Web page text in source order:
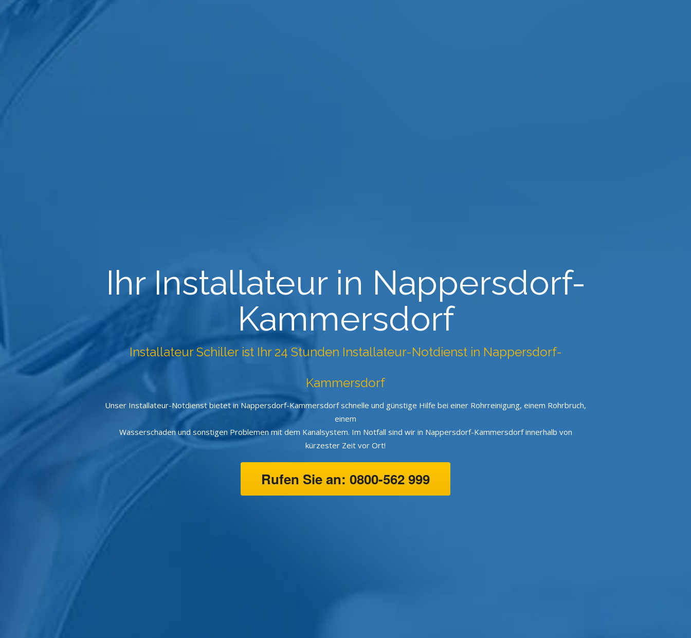
Ihr Installateur in Nappersdorf-
Kammersdorf
Installateur Schiller ist Ihr 24 Stunden Installateur-Notdienst in Nappersdorf-
Kammersdorf
Unser Installateur-Notdienst bietet in Nappersdorf-Kammersdorf schnelle und günstige Hilfe bei einer Rohrreinigung, einem Rohrbruch,
einem
Wasserschaden und sonstigen Problemen mit dem Kanalsystem. Im Notfall sind wir in Nappersdorf-Kammersdorf innerhalb von
kürzester Zeit vor Ort!
Rufen Sie an: 0800-562 999